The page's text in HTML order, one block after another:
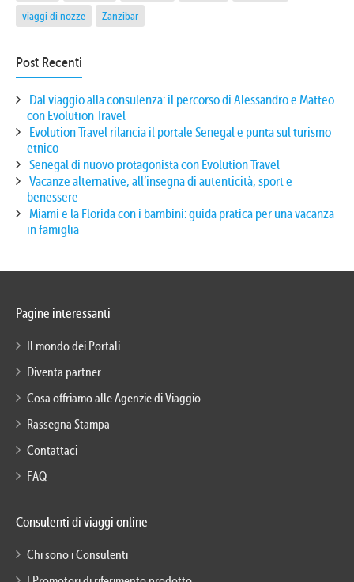
viaggi di nozze
Zanzibar
Post Recenti
Dal viaggio alla consulenza: il percorso di Alessandro e Matteo
con Evolution Travel
Evolution Travel rilancia il portale Senegal e punta sul turismo
etnico
Senegal di nuovo protagonista con Evolution Travel
Vacanze alternative, all’insegna di autenticità, sport e
benessere
Miami e la Florida con i bambini: guida pratica per una vacanza
in famiglia
Pagine interessanti
Il mondo dei Portali
Diventa partner
Cosa offriamo alle Agenzie di Viaggio
Rassegna Stampa
Contattaci
FAQ
Consulenti di viaggi online
Chi sono i Consulenti